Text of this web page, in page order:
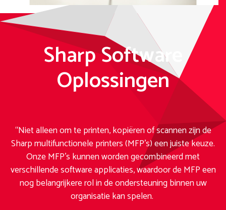
Sharp Software
Oplossingen
“Niet alleen om te printen, kopiëren of scannen zijn de
Sharp multifunctionele printers (MFP’s) een juiste keuze.
Onze MFP’s kunnen worden gecombineerd met
verschillende software applicaties, waardoor de MFP een
nog belangrijkere rol in de ondersteuning binnen uw
organisatie kan spelen.